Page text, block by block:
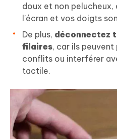
doux et non pelucheux,
l'écran et vos doigts
De plus, déconnectez
filaires, car ils
conflits ou interférer
tactile.